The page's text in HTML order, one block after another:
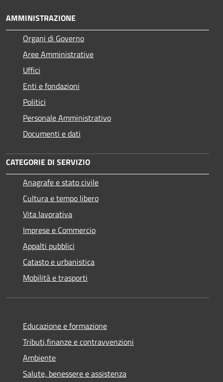
AMMINISTRAZIONE
Organi di Governo
Aree Amministrative
Uffici
Enti e fondazioni
Politici
Personale Amministrativo
Documenti e dati
CATEGORIE DI SERVIZIO
Anagrafe e stato civile
Cultura e tempo libero
Vita lavorativa
Imprese e Commercio
Appalti pubblici
Catasto e urbanistica
Mobilità e trasporti
Educazione e formazione
Tributi,finanze e contravvenzioni
Ambiente
Salute, benessere e assistenza